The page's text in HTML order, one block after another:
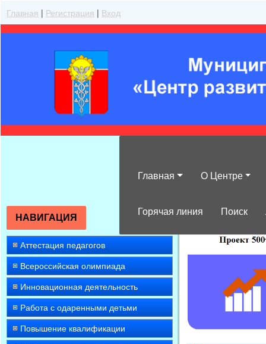
Главная | Регистрация | Вход
Главная О Центре
Горячая линия Поиск
НАВИГАЦИЯ
Аттестация педагогов
Всероссийская олимпиада
Инновационная деятельность
Работа с одаренными детьми
Повышение квалификации